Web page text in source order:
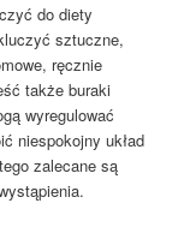
do diety
sztuczne,
ręcznie
także buraki
wyregulować
niespokojny układ
zalecane są